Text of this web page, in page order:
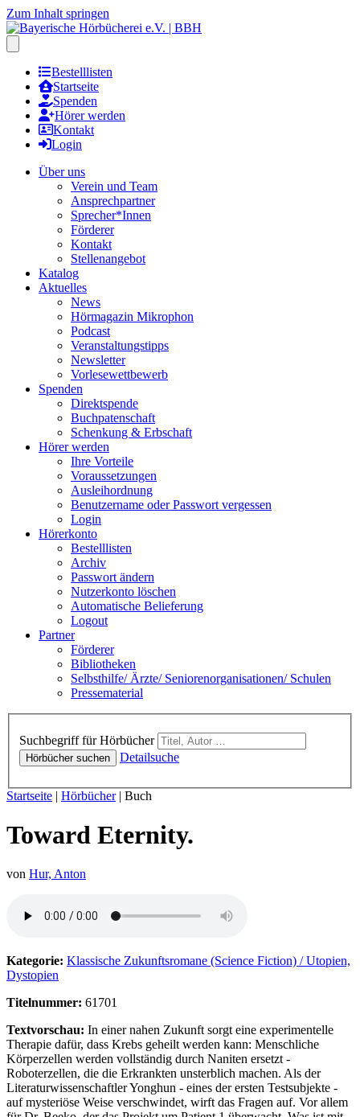
Zum Inhalt springen
Bestelllisten
Startseite
Spenden
Hörer werden
Kontakt
Login
Über uns
Verein und Team
Ansprechpartner
Sprecher*Innen
Förderer
Kontakt
Stellenangebot
Katalog
Aktuelles
News
Hörmagazin Mikrophon
Podcast
Veranstaltungstipps
Newsletter
Vorlesewettbewerb
Spenden
Direktspende
Buchpatenschaft
Schenkung & Erbschaft
Hörer werden
Ihre Vorteile
Voraussetzungen
Ausleihordnung
Benutzername oder Passwort vergessen
Login
Hörerkonto
Bestelllisten
Archiv
Passwort ändern
Nutzerkonto löschen
Automatische Belieferung
Logout
Partner
Förderer
Bibliotheken
Selbsthilfe/ Ärzte/ Seniorenorganisationen/ Schulen
Pressematerial
Suchbegriff für Hörbücher
Hörbücher suchen Detailsuche
Sie sind hier:
Startseite | Hörbücher| Buch
Toward Eternity.
von Hur, Anton
Kategorie: Klassische Zukunftsromane (Science Fiction) / Utopien,
Dystopien
Titelnummer: 61701
Textvorschau: In einer nahen Zukunft sorgt eine experimentelle
Therapie dafür, dass Krebs geheilt werden kann: Menschliche
Körperzellen werden vollständig durch Naniten ersetzt -
Roboterzellen, die die Erkrankten unsterblich machen. Als der
Literaturwissenschaftler Yonghun - eines der ersten Testsubjekte -
auf mysteriöse Weise verschwindet, wirft das Fragen auf. Vor allem